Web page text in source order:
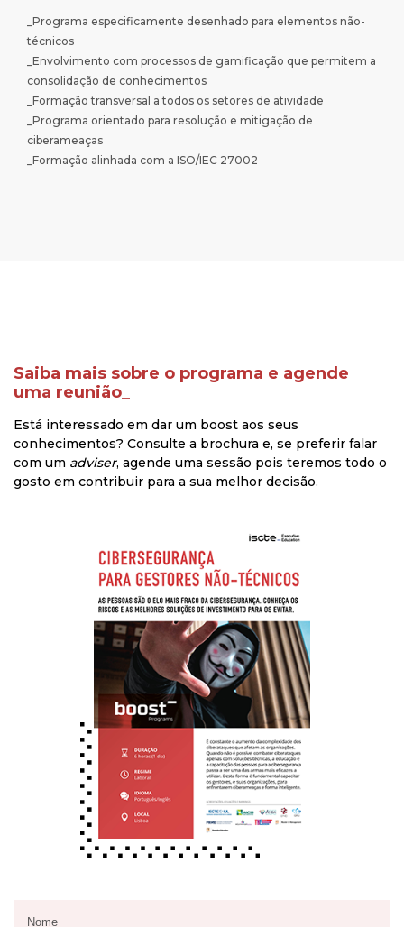
_Programa especificamente desenhado para elementos não-
técnicos
_Envolvimento com processos de gamificação que permitem a
consolidação de conhecimentos
_Formação transversal a todos os setores de atividade
_Programa orientado para resolução e mitigação de
ciberameaças
_Formação alinhada com a ISO/IEC 27002
Saiba mais sobre o programa e agende
uma reunião_
Está interessado em dar um boost aos seus
conhecimentos? Consulte a brochura e, se preferir falar
com um adviser, agende uma sessão pois teremos todo o
gosto em contribuir para a sua melhor decisão.